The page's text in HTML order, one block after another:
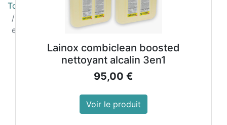
Tous les produits
Assiettes rondes compostables en fibres de blé
eGreen 250 mm (lot de 1000)
Lainox combiclean boosted
nettoyant alcalin 3en1
95,00 €
Voir le produit